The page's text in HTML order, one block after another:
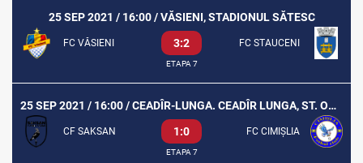
25 SEP 2021 / 16:00 / VĂSIENI, STADIONUL SĂTESC
FC VĂSIENI 3:2 FC STAUCENI
ETAPA 7
25 SEP 2021 / 16:00 / CEADÎR-LUNGA. CEADÎR LUNGA, ST. ORĂȘENESC T.S
CF SAKSAN 1:0 FC CIMIȘLIA
ETAPA 7